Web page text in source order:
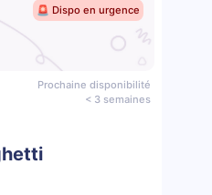
🚨 Dispo en urgence
Prochaine disponibilité
< 3 semaines